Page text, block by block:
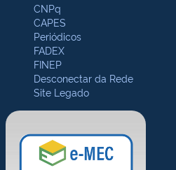
CNPq
CAPES
Periódicos
FADEX
FINEP
Desconectar da Rede
Site Legado